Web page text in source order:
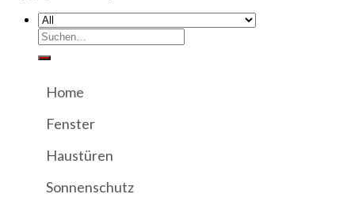
Suchen
nach:
Home
Fenster
Haustüren
Sonnenschutz